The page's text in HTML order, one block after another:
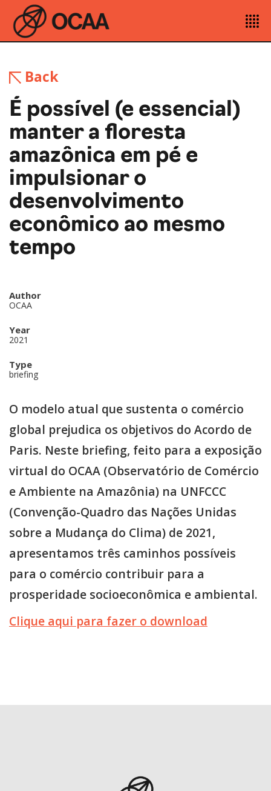
Back
É possível (e essencial)
manter a floresta
amazônica em pé e
impulsionar o
desenvolvimento
econômico ao mesmo
tempo
Author
OCAA
Year
2021
Type
briefing
O modelo atual que sustenta o comércio
global prejudica os objetivos do Acordo de
Paris. Neste briefing, feito para a exposição
virtual do OCAA (Observatório de Comércio
e Ambiente na Amazônia) na UNFCCC
(Convenção-Quadro das Nações Unidas
sobre a Mudança do Clima) de 2021,
apresentamos três caminhos possíveis
para o comércio contribuir para a
prosperidade socioeconômica e ambiental.
Clique aqui para fazer o download